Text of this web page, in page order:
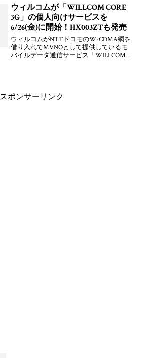
（WILLCOM）
ウィルコムが「WILLCOM CORE
3G」の個人向けサービスを
6/26(金)に開始！HX003ZTも発売
ウィルコムがNTTドコモのW-CDMA網を
借り入れてMVNOとして提供しているモ
バイルデータ通信サービス「WILLCOM
スポンサーリンク